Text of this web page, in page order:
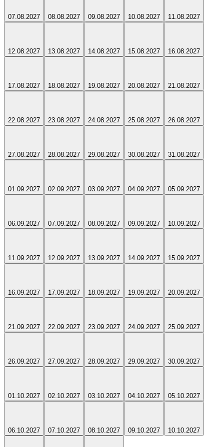
07.08.2027 08.08.2027 09.08.2027 10.08.2027 11.08.2027
12.08.2027 13.08.2027 14.08.2027 15.08.2027 16.08.2027
17.08.2027 18.08.2027 19.08.2027 20.08.2027 21.08.2027
22.08.2027 23.08.2027 24.08.2027 25.08.2027 26.08.2027
27.08.2027 28.08.2027 29.08.2027 30.08.2027 31.08.2027
01.09.2027 02.09.2027 03.09.2027 04.09.2027 05.09.2027
06.09.2027 07.09.2027 08.09.2027 09.09.2027 10.09.2027
11.09.2027 12.09.2027 13.09.2027 14.09.2027 15.09.2027
16.09.2027 17.09.2027 18.09.2027 19.09.2027 20.09.2027
21.09.2027 22.09.2027 23.09.2027 24.09.2027 25.09.2027
26.09.2027 27.09.2027 28.09.2027 29.09.2027 30.09.2027
01.10.2027 02.10.2027 03.10.2027 04.10.2027 05.10.2027
06.10.2027 07.10.2027 08.10.2027 09.10.2027 10.10.2027